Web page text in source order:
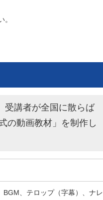
受講者が全国に散らば
の動画教材」を制作し
BGM、テロップ（字幕）、ナレ